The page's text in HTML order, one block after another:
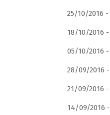
25/10/2016 -
18/10/2016 -
05/10/2016 -
28/09/2016 -
21/09/2016 -
14/09/2016 -